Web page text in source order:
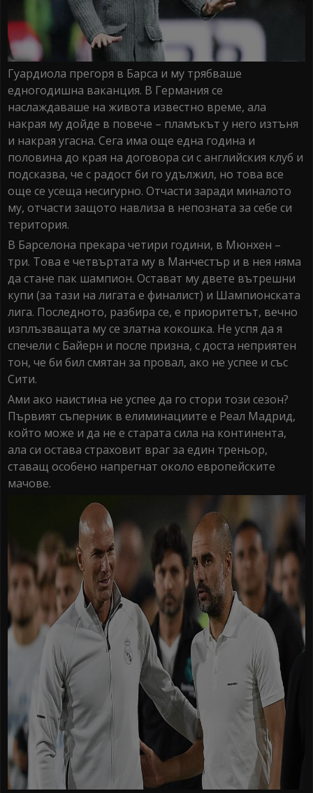
Гуардиола прегоря в Барса и му трябваше
едногодишна ваканция. В Германия се
наслаждаваше на живота известно време, ала
накрая му дойде в повече – пламъкът у него изтъня
и накрая угасна. Сега има още една година и
половина до края на договора си с английския клуб и
подсказва, че с радост би го удължил, но това все
още се усеща несигурно. Отчасти заради миналото
му, отчасти защото навлиза в непозната за себе си
територия.
В Барселона прекара четири години, в Мюнхен –
три. Това е четвъртата му в Манчестър и в нея няма
да стане пак шампион. Остават му двете вътрешни
купи (за тази на лигата е финалист) и Шампионската
лига. Последното, разбира се, е приоритетът, вечно
изплъзващата му се златна кокошка. Не успя да я
спечели с Байерн и после призна, с доста неприятен
тон, че би бил смятан за провал, ако не успее и със
Сити.
Ами ако наистина не успее да го стори този сезон?
Първият съперник в елиминациите е Реал Мадрид,
който може и да не е старата сила на континента,
ала си остава страховит враг за един треньор,
ставащ особено напрегнат около европейските
мачове.